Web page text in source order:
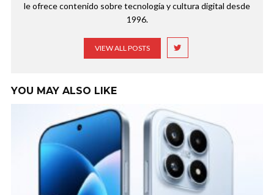
le ofrece contenido sobre tecnología y cultura digital desde
1996.
VIEW ALL POSTS
YOU MAY ALSO LIKE